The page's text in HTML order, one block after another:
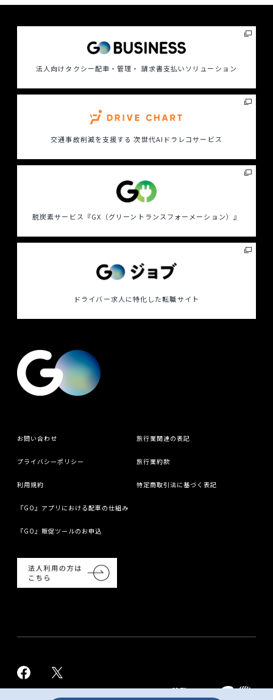
法人向けタクシー配車・管理・ 請求書支払いソリューション
交通事故削減を支援する 次世代AIドラレコサービス
脱炭素サービス 『GX（グリーントランスフォーメーション）』
ドライバー求人に特化した転職サイト
お問い合わせ 旅行業関連の表記
プライバシーポリシー 旅行業約款
利用規約 特定商取引法に基づく表記
『GO』アプリにおける配車の仕組み
『GO』販促ツールのお申込